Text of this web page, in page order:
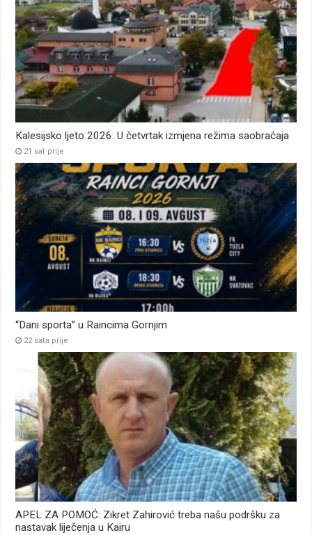
Kalesijsko ljeto 2026: U četvrtak izmjena režima saobraćaja
21 sat prije
“Dani sporta” u Raincima Gornjim
22 sata prije
APEL ZA POMOĆ: Zikret Zahirović treba našu podršku za
nastavak liječenja u Kairu